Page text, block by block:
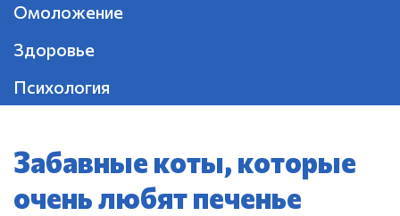
Омоложение
Здоровье
Психология
Забавные коты, которые
очень любят печенье